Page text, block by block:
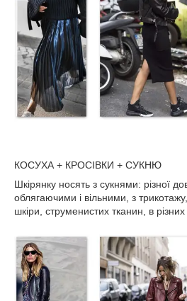
КОСУХА + КРОСІВКИ + СУКНЮ
Шкірянку носять з сукнями: різної
облягаючими і вільними, з
шкіри, струменистих тканин, в